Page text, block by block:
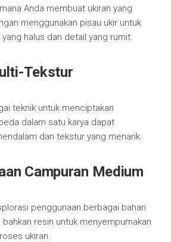
Anda membuat ukiran yang
menggunakan pisau ukir untuk
halus dan detail yang rumit.
Tekstur
teknik untuk menciptakan
dalam satu karya dapat
dan tekstur yang menarik.
Campuran Medium
penggunaan berbagai bahan
resin untuk menyempurnakan
ukiran.